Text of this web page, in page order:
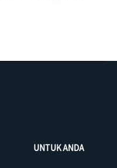
UNTUK ANDA